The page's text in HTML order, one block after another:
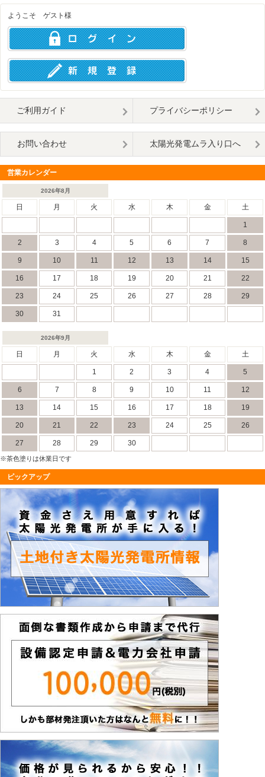
ようこそ ゲスト様
ご利用ガイド プライバシーポリシー
お問い合わせ 太陽光発電ムラ入り口へ
営業カレンダー
2026年8月
日 月 火 水 木 金 土
1
2 3 4 5 6 7 8
9 10 11 12 13 14 15
16 17 18 19 20 21 22
23 24 25 26 27 28 29
30 31
2026年9月
日 月 火 水 木 金 土
1 2 3 4 5
6 7 8 9 10 11 12
13 14 15 16 17 18 19
20 21 22 23 24 25 26
27 28 29 30
※茶色塗りは休業日です
ピックアップ